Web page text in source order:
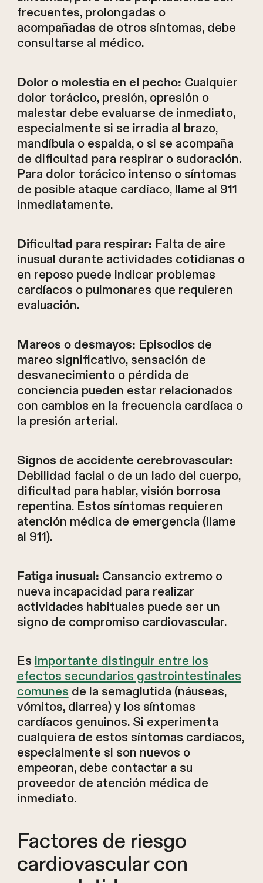
frecuentes, prolongadas o
acompañadas de otros síntomas, debe
consultarse al médico.
Dolor o molestia en el pecho: Cualquier
dolor torácico, presión, opresión o
malestar debe evaluarse de inmediato,
especialmente si se irradia al brazo,
mandíbula o espalda, o si se acompaña
de dificultad para respirar o sudoración.
Para dolor torácico intenso o síntomas
de posible ataque cardíaco, llame al 911
inmediatamente.
Dificultad para respirar: Falta de aire
inusual durante actividades cotidianas o
en reposo puede indicar problemas
cardíacos o pulmonares que requieren
evaluación.
Mareos o desmayos: Episodios de
mareo significativo, sensación de
desvanecimiento o pérdida de
conciencia pueden estar relacionados
con cambios en la frecuencia cardíaca o
la presión arterial.
Signos de accidente cerebrovascular:
Debilidad facial o de un lado del cuerpo,
dificultad para hablar, visión borrosa
repentina. Estos síntomas requieren
atención médica de emergencia (llame
al 911).
Fatiga inusual: Cansancio extremo o
nueva incapacidad para realizar
actividades habituales puede ser un
signo de compromiso cardiovascular.
Es importante distinguir entre los
efectos secundarios gastrointestinales
comunes de la semaglutida (náuseas,
vómitos, diarrea) y los síntomas
cardíacos genuinos. Si experimenta
cualquiera de estos síntomas cardíacos,
especialmente si son nuevos o
empeoran, debe contactar a su
proveedor de atención médica de
inmediato.
Factores de riesgo
cardiovascular con